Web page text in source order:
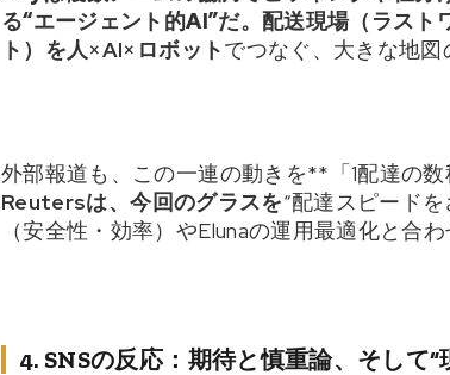
る“エージェント的AI”だ。配送現場（ラス
ト）を人×AI×ロボットでつなぐ、大きな地図
外部報道も、この一連の動きを**「1配達の数
Reutersは、今回のグラスを“配達スピード
（安全性・効率）やElunaの運用最適化と合
4. SNSの反応：期待と慎重論、そして“